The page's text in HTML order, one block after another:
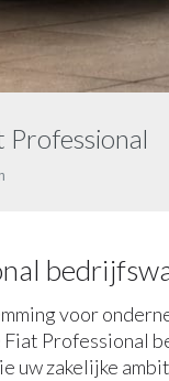
Professional
voor
Professional
zakelijke